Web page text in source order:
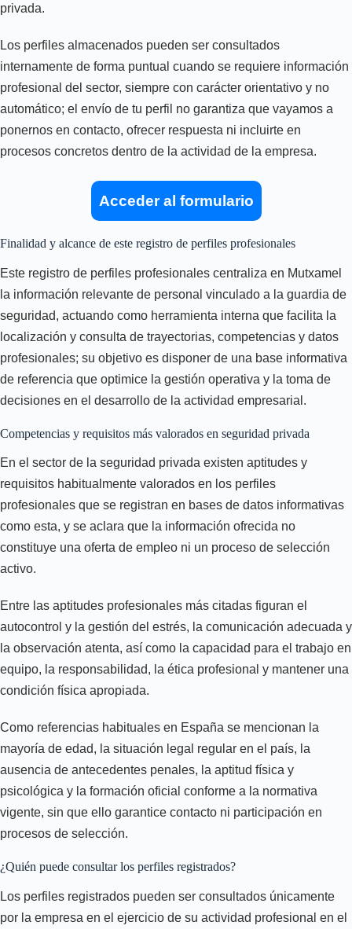
privada.
Los perfiles almacenados pueden ser consultados
internamente de forma puntual cuando se requiere información
profesional del sector, siempre con carácter orientativo y no
automático; el envío de tu perfil no garantiza que vayamos a
ponernos en contacto, ofrecer respuesta ni incluirte en
procesos concretos dentro de la actividad de la empresa.
Acceder al formulario
Finalidad y alcance de este registro de perfiles profesionales
Este registro de perfiles profesionales centraliza en Mutxamel
la información relevante de personal vinculado a la guardia de
seguridad, actuando como herramienta interna que facilita la
localización y consulta de trayectorias, competencias y datos
profesionales; su objetivo es disponer de una base informativa
de referencia que optimice la gestión operativa y la toma de
decisiones en el desarrollo de la actividad empresarial.
Competencias y requisitos más valorados en seguridad privada
En el sector de la seguridad privada existen aptitudes y
requisitos habitualmente valorados en los perfiles
profesionales que se registran en bases de datos informativas
como esta, y se aclara que la información ofrecida no
constituye una oferta de empleo ni un proceso de selección
activo.
Entre las aptitudes profesionales más citadas figuran el
autocontrol y la gestión del estrés, la comunicación adecuada y
la observación atenta, así como la capacidad para el trabajo en
equipo, la responsabilidad, la ética profesional y mantener una
condición física apropiada.
Como referencias habituales en España se mencionan la
mayoría de edad, la situación legal regular en el país, la
ausencia de antecedentes penales, la aptitud física y
psicológica y la formación oficial conforme a la normativa
vigente, sin que ello garantice contacto ni participación en
procesos de selección.
¿Quién puede consultar los perfiles registrados?
Los perfiles registrados pueden ser consultados únicamente
por la empresa en el ejercicio de su actividad profesional en el